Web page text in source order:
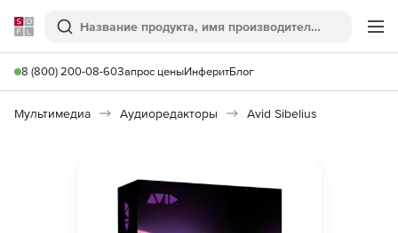
Softline
Поиск
8 (800) 200-08-60Запрос ценыИнферитБлог
Мультимедиа Аудиоредакторы Avid Sibelius